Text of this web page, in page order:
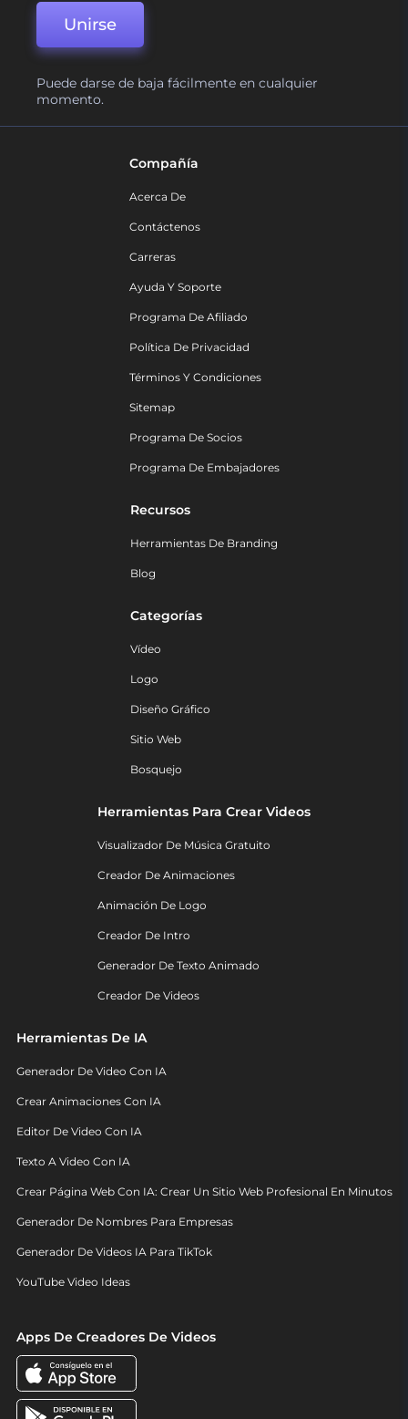
Unirse
Puede darse de baja fácilmente en cualquier
momento.
Compañía
Acerca De
Contáctenos
Carreras
Ayuda Y Soporte
Programa De Afiliado
Política De Privacidad
Términos Y Condiciones
Sitemap
Programa De Socios
Programa De Embajadores
Recursos
Herramientas De Branding
Blog
Categorías
Vídeo
Logo
Diseño Gráfico
Sitio Web
Bosquejo
Herramientas Para Crear Videos
Visualizador De Música Gratuito
Creador De Animaciones
Animación De Logo
Creador De Intro
Generador De Texto Animado
Creador De Videos
Herramientas De IA
Generador De Video Con IA
Crear Animaciones Con IA
Editor De Video Con IA
Texto A Video Con IA
Crear Página Web Con IA: Crear Un Sitio Web Profesional En Minutos
Generador De Nombres Para Empresas
Generador De Videos IA Para TikTok
YouTube Video Ideas
Apps De Creadores De Videos